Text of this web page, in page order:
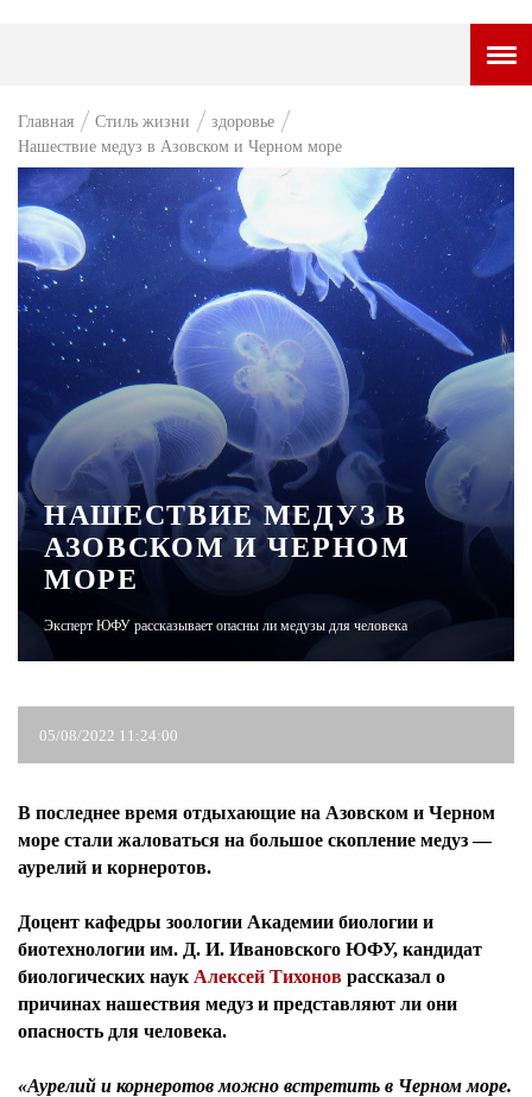
ГОРОДСКОЙ ПОРТАЛ
НОВОСТИ
ВОПРОС НЕДЕЛИ
ПРЕМЬЕРА
ТАМ И ТУТ
СТИЛЬ ЖИЗНИ
ХАЙП
ЧЕЛОВЕК ОСОБЕННЫЙ
КУЛЬТ ЕДЫ
АФИША
Главная Стиль жизни
здоровье
Нашествие медуз в Азовском и Черном море
НАШЕСТВИЕ МЕДУЗ В
АЗОВСКОМ И ЧЕРНОМ
МОРЕ
Эксперт ЮФУ рассказывает опасны ли медузы для человека
05/08/2022 11:24:00
В последнее время отдыхающие на Азовском и Черном
море стали жаловаться на большое скопление медуз —
аурелий и корнеротов.
Доцент кафедры зоологии Академии биологии и
биотехнологии им. Д. И. Ивановского ЮФУ, кандидат
биологических наук Алексей Тихонов рассказал о
причинах нашествия медуз и представляют ли они
опасность для человека.
«Аурелий и корнеротов можно встретить в Черном море.